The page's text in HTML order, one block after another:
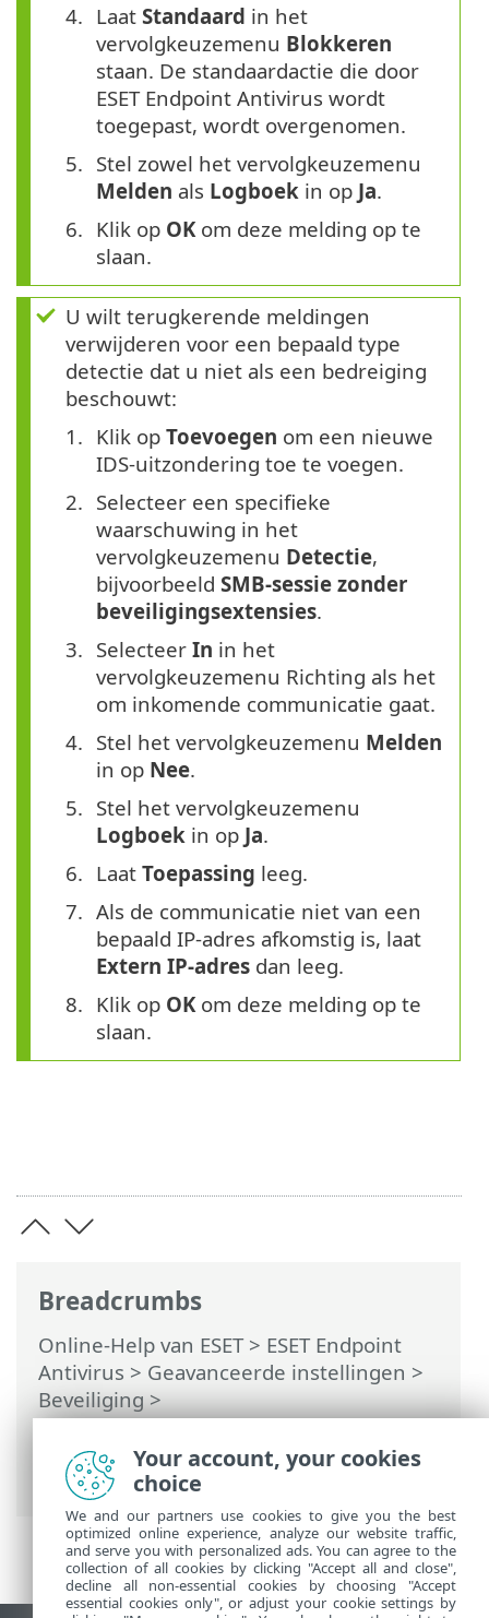
Breadcrumbs
Online-Help van ESET> ESET Endpoint
Antivirus > Geavanceerde instellingen >
Beveiliging>
Netwerktoegangsbeveiliging>
Netwerkaanvalbeveiliging (IDS) > IDS-
regels
Laat Standaard in het
vervolgkeuzemenu Blokkeren
staan. De standaardactie die door
ESET Endpoint Antivirus wordt
toegepast, wordt overgenomen.
Stel zowel het vervolgkeuzemenu
Melden als Logboek in op Ja.
Klik op OK om deze melding op te
slaan.
U wilt terugkerende meldingen
verwijderen voor een bepaald type
detectie dat u niet als een bedreiging
beschouwt:
Klik op Toevoegen om een nieuwe
IDS-uitzondering toe te voegen.
Selecteer een specifieke
waarschuwing in het
vervolgkeuzemenu Detectie,
bijvoorbeeld SMB-sessie zonder
beveiligingsextensies.
Selecteer In in het
vervolgkeuzemenu Richting als het
om inkomende communicatie gaat.
Stel het vervolgkeuzemenu Melden
in op Nee.
Stel het vervolgkeuzemenu
Logboek in op Ja.
Laat Toepassing leeg.
Als de communicatie niet van een
bepaald IP-adres afkomstig is, laat
Extern IP-adres dan leeg.
Klik op OK om deze melding op te
slaan.
Your account, your cookies
choice
We and our partners use cookies to give you the best
optimized online experience, analyze our website traffic,
and serve you with personalized ads. You can agree to the
collection of all cookies by clicking "Accept all and close",
decline all non-essential cookies by choosing "Accept
essential cookies only", or adjust your cookie settings by